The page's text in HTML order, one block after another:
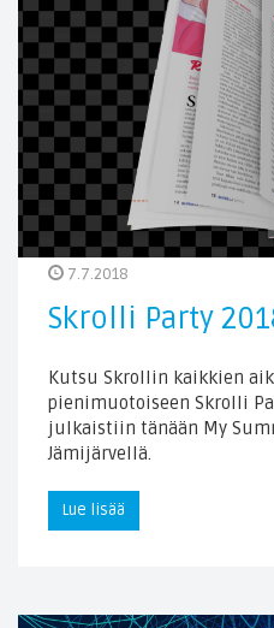
7.7.2018
Skrolli Party
Kutsu Skrollin kaikkien
pienimuotoiseen Skrolli
julkaistiin tänään My
Jämijärvellä.
Lue lisää